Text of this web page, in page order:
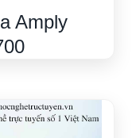
Amply